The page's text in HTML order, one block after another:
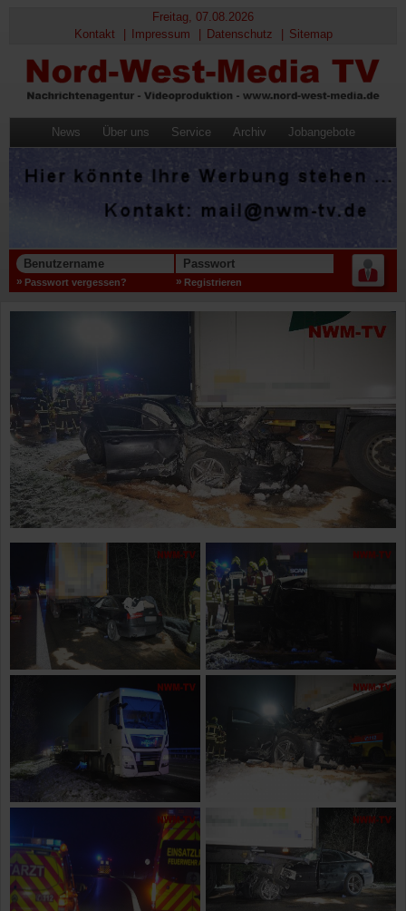
Freitag, 07.08.2026
Kontakt
Impressum Datenschutz Sitemap
News Über uns Service Archiv Jobangebote
Benutzername Passwort
Passwort vergessen? Registrieren